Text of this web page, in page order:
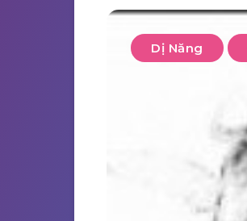
Dị Năng